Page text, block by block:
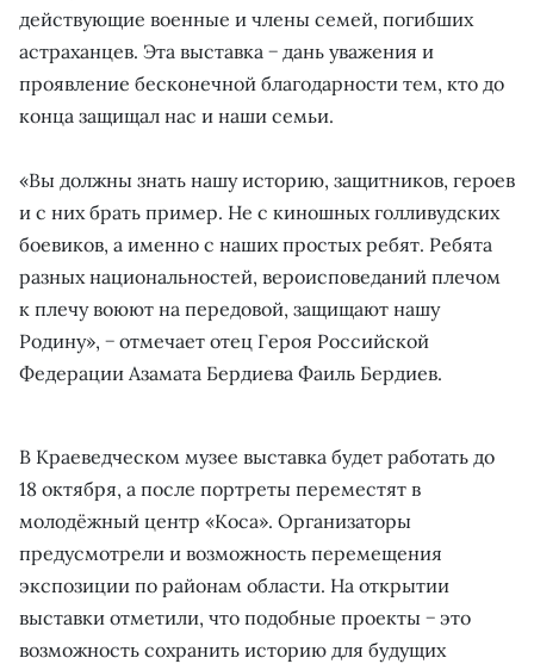
действующие военные и члены семей, погибших
астраханцев. Эта выставка − дань уважения и
проявление бесконечной благодарности тем, кто до
конца защищал нас и наши семьи.
«Вы должны знать нашу историю, защитников, героев
и с них брать пример. Не с киношных голливудских
боевиков, а именно с наших простых ребят. Ребята
разных национальностей, вероисповеданий плечом
к плечу воюют на передовой, защищают нашу
Родину», − отмечает отец Героя Российской
Федерации Азамата Бердиева Фаиль Бердиев.
В Краеведческом музее выставка будет работать до
18 октября, а после портреты переместят в
молодёжный центр «Коса». Организаторы
предусмотрели и возможность перемещения
экспозиции по районам области. На открытии
выставки отметили, что подобные проекты − это
возможность сохранить историю для будущих